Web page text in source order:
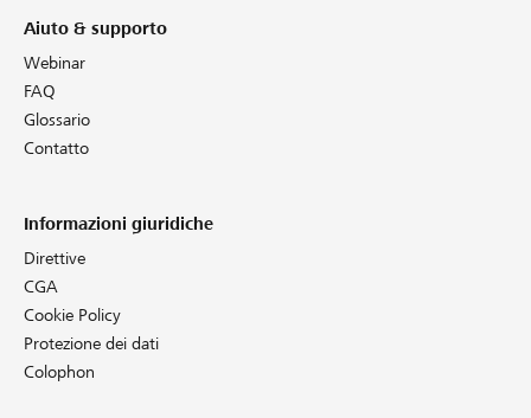
Aiuto & supporto
Webinar
FAQ
Glossario
Contatto
Informazioni giuridiche
Direttive
CGA
Cookie Policy
Protezione dei dati
Colophon